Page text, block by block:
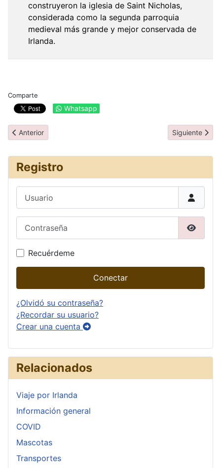
construyeron la iglesia de Saint Nicholas,
considerada como la segunda parroquia
medieval más grande y mejor conservada de
Irlanda.
Comparte
Whatsapp
Artículo anterior: Día 8: Moher Cliffs
Anterior Artículo
Siguiente
Registro
Recuérdeme
Conectar
¿Olvidó su contraseña?
¿Recordar su usuario?
Crear una cuenta
Relacionados
Viaje por Irlanda
Información general
COVID
Mascotas
Transportes